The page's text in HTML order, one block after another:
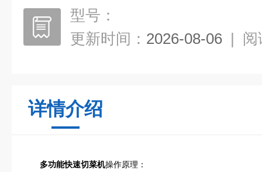
型号：
更新时间： 2026-08-06 | 阅
详情介绍
多功能快速切菜机操作原理：